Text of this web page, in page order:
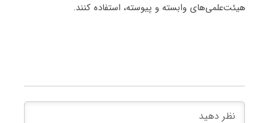
هیئت‌علمی‌های وابسته و پیوسته، استفاده کنند.